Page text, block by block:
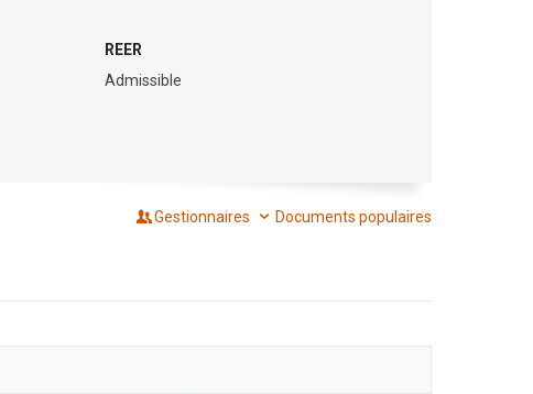
REER
Admissible
Gestionnaires Documents populaires